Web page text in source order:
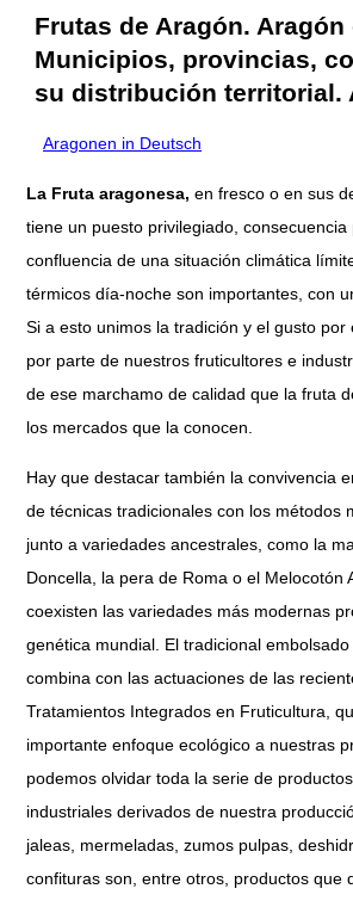
Frutas de Aragón. Aragón
Municipios, provincias,
su distribución territorial.
Aragonen in Deutsch
La Fruta aragonesa, en fresco o en sus
tiene un puesto privilegiado,
confluencia de una situación climática
térmicos día-noche son importantes, con
Si a esto unimos la tradición y el gusto
por parte de nuestros fruticultores e
de ese marchamo de calidad que la fruta
los mercados que la conocen.
Hay que destacar también la convivencia
de técnicas tradicionales con los métodos
junto a variedades ancestrales, como la
Doncella, la pera de Roma o el Melocotón
coexisten las variedades más modernas
genética mundial. El tradicional
combina con las actuaciones de las
Tratamientos Integrados en Fruticultura,
importante enfoque ecológico a nuestras
podemos olvidar toda la serie de
industriales derivados de nuestra
jaleas, mermeladas, zumos pulpas,
confituras son, entre otros, productos que